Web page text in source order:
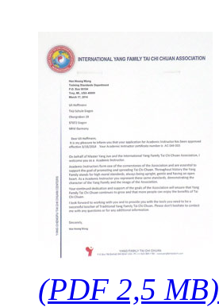
(PDF 2,5 MB)